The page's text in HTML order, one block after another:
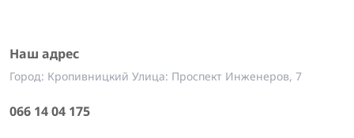
Наш адрес
Город: Кропивницкий Улица: Проспект Инженеров, 7
066 14 04 175